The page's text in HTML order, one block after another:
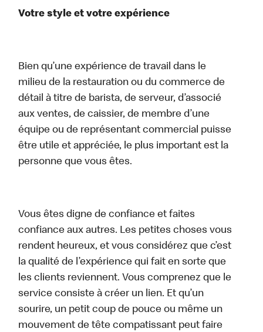
Votre style et votre expérience
Bien qu’une expérience de travail dans le
milieu de la restauration ou du commerce de
détail à titre de barista, de serveur, d’associé
aux ventes, de caissier, de membre d’une
équipe ou de représentant commercial puisse
être utile et appréciée, le plus important est la
personne que vous êtes.
Vous êtes digne de confiance et faites
confiance aux autres. Les petites choses vous
rendent heureux, et vous considérez que c’est
la qualité de l’expérience qui fait en sorte que
les clients reviennent. Vous comprenez que le
service consiste à créer un lien. Et qu’un
sourire, un petit coup de pouce ou même un
mouvement de tête compatissant peut faire